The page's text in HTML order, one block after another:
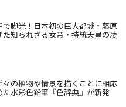
で脚光！日本初の巨大都城・藤原
た知られざる女帝・持統天皇の凄
々の植物や情景を描くことに相応
た水彩色鉛筆『色辞典』が新発